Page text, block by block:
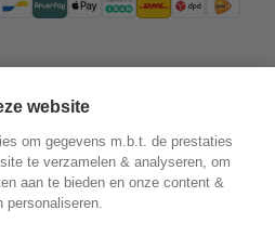
website
om gegevens m.b.t. de prestaties
te verzamelen & analyseren, om
aan te bieden en onze content &
personaliseren.